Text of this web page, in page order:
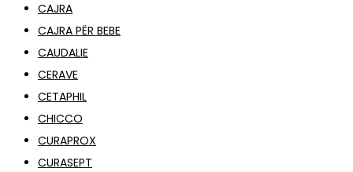
CAJRA
CAJRA PËR BEBE
CAUDALIE
CERAVE
CETAPHIL
CHICCO
CURAPROX
CURASEPT